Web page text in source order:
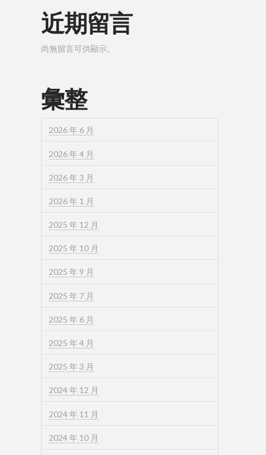
近期留言
尚無留言可供顯示。
彙整
2026 年 6 月
2026 年 4 月
2026 年 3 月
2026 年 1 月
2025 年 12 月
2025 年 10 月
2025 年 9 月
2025 年 7 月
2025 年 6 月
2025 年 4 月
2025 年 3 月
2024 年 12 月
2024 年 11 月
2024 年 10 月